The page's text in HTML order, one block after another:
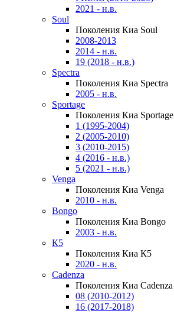
2021 - н.в.
Soul
Поколения Киа Soul
2008-2013
2014 - н.в.
19 (2018 - н.в.)
Spectra
Поколения Киа Spectra
2005 - н.в.
Sportage
Поколения Киа Sportage
1 (1995-2004)
2 (2005-2010)
3 (2010-2015)
4 (2016 - н.в.)
5 (2021 - н.в.)
Venga
Поколения Киа Venga
2010 - н.в.
Bongo
Поколения Киа Bongo
2003 - н.в.
К5
Поколения Киа К5
2020 - н.в.
Cadenza
Поколения Киа Cadenza
08 (2010-2012)
16 (2017-2018)